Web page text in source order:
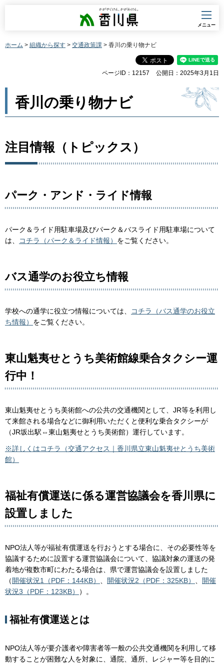
香川県
メニュー
ホーム > 組織から探す > 交通政策課 > 香川の乗り物ナビ
ページID：12157 公開日：2025年3月1日
香川の乗り物ナビ
注目情報（トピックス）
パーク・アンド・ライド情報
パーク＆ライド用駐車場及びパーク＆バスライド用駐車場について
は、
コチラ（パーク＆ライド情報） をご覧ください。
バス通学のお役立ち情報
学校への通学に役立つ情報については、
コチラ（バス通学のお役立
ち情報） をご覧ください。
東山魁夷せとうち美術館線乗合タクシー運
行中！
東山魁夷せとうち美術館への公共の交通機関として、JR等を利用し
て来館される場合などに御利用いただくと便利な乗合タクシーが
（JR坂出駅⇔東山魁夷せとうち美術館）運行しています。
※詳しくはコチラ（交通アクセス｜香川県立東山魁夷せとうち美術
館）
福祉有償運送に係る運営協議会を香川県に
設置しました
NPO法人等が福祉有償運送を行おうとする場合に、その必要性等を
協議するために設置する運営協議会について、協議対象の運送の発
着地が複数市町にわたる場合は、県で運営協議会を設置しました
（ 開催状況1（PDF：144KB） 開催状況2（PDF：325KB）
開催
状況3（PDF：123KB）
）。
福祉有償運送とは
NPO法人等が要介護者や障害者等一般の公共交通機関を利用して移
動することが困難な人を対象に、通院、通所、レジャー等を目的に